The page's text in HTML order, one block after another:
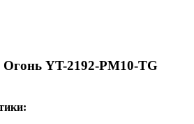
YT-2192-PM10-TG